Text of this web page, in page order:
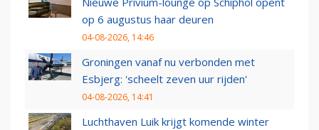
op 6 augustus haar deuren
04-08-2026, 14:46
Groningen vanaf nu verbonden met
Esbjerg: 'scheelt zeven uur rijden'
04-08-2026, 14:41
Luchthaven Luik krijgt komende winter